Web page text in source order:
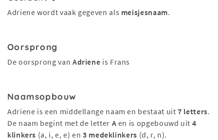
Adriene wordt vaak gegeven als meisjesnaam.
Oorsprong
De oorsprong van Adriene is Frans
Naamsopbouw
Adriene is een middellange naam en bestaat uit7 letters.
De naam begint met de letter A en is opgebouwd uit 4
klinkers (a, i, e, e) en3 medeklinkers (d, r, n).